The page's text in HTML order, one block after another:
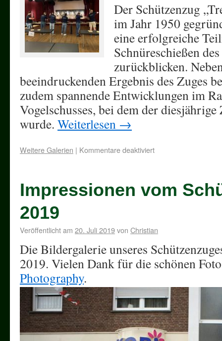
Der Schützenzug
im Jahr 1950
eine erfolgreiche
Schnüreschießen
zurückblicken.
beeindruckenden Ergebnis des Zuges
zudem spannende Entwicklungen im
Vogelschusses, bei dem der
wurde. Weiterlesen →
Weitere Galerien | Kommentare deaktiviert
Impressionen vom
2019
Veröffentlicht am 20. Juli 2019von Christian
Die Bildergalerie unseres
2019. Vielen Dank für die schönen
Photography.